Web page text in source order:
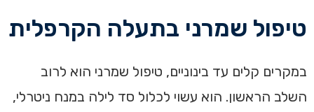
טיפול שמרני בתעלה הקרפלית
במקרים קלים עד בינוניים, טיפול שמרני הוא לרוב
השלב הראשון. הוא עשוי לכלול סד לילה במנח ניטרלי,